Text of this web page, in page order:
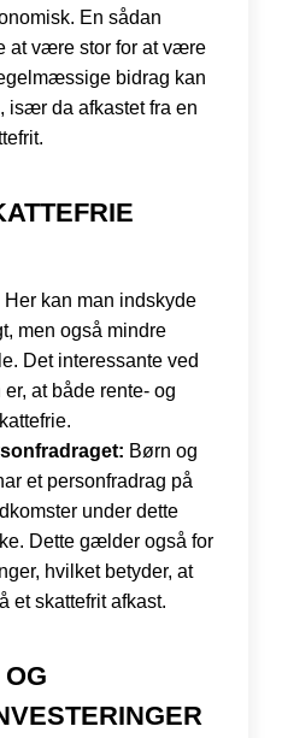
En sådan
at være stor for at være
bidrag kan
især da afkastet fra en
Her kan man indskyde
men også mindre
Det interessante ved
at både rente- og
Børn og
et personfradrag på
under dette
Dette gælder også for
hvilket betyder, at
et skattefrit afkast.